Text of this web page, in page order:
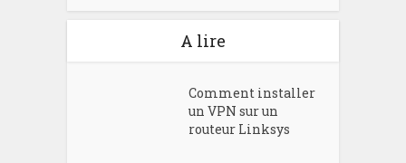
A lire
Comment installer
un VPN sur un
routeur Linksys